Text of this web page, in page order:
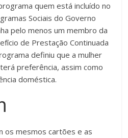
quem está incluído no
Sociais do Governo
pelo menos um membro da
de Prestação Continuada
definiu que a mulher
preferência, assim como
doméstica.
os mesmos cartões e as